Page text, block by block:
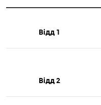
Відд 1
Відд 2